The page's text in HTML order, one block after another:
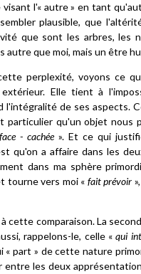
l'« autre » en tant
plausible, que
que sont les arbres,
que moi, mais un être
perplexité, voyons ce
extérieur. Elle tient à
l'intégralité de ses
particulier qu'un objet nous
- cachée». Et ce qui
qu'on a affaire dans les
dans ma sphère
tourne vers moi « fait prévoir
cette comparaison. La
rappelons-le, celle «qui
« part » de cette nature
entre les deux